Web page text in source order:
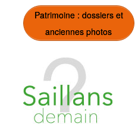
Patrimoine : dossiers et
anciennes photos